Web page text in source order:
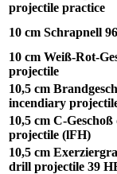
projectile practice
10 cm Schrapnell
10 cm Weiß-Rot-
projectile
10,5 cm
incendiary
10,5 cm C-
projectile (lFH)
10,5 cm
drill projectile 39